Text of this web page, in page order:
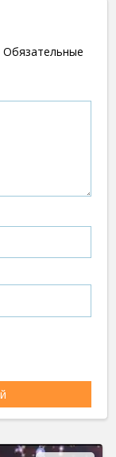
Обязательные